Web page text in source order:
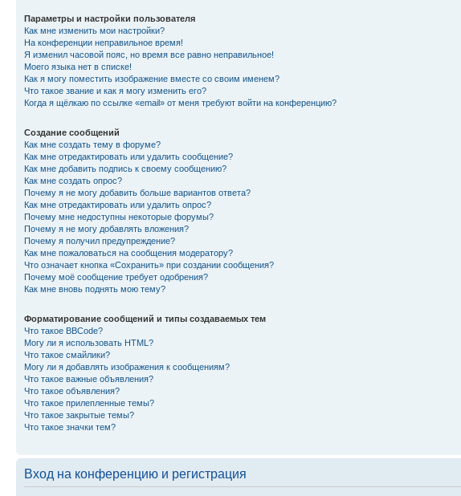
Параметры и настройки пользователя
Как мне изменить мои настройки?
На конференции неправильное время!
Я изменил часовой пояс, но время все равно неправильное!
Моего языка нет в списке!
Как я могу поместить изображение вместе со своим именем?
Что такое звание и как я могу изменить его?
Когда я щёлкаю по ссылке «email» от меня требуют войти на конференцию?
Создание сообщений
Как мне создать тему в форуме?
Как мне отредактировать или удалить сообщение?
Как мне добавить подпись к своему сообщению?
Как мне создать опрос?
Почему я не могу добавить больше вариантов ответа?
Как мне отредактировать или удалить опрос?
Почему мне недоступны некоторые форумы?
Почему я не могу добавлять вложения?
Почему я получил предупреждение?
Как мне пожаловаться на сообщения модератору?
Что означает кнопка «Сохранить» при создании сообщения?
Почему моё сообщение требует одобрения?
Как мне вновь поднять мою тему?
Форматирование сообщений и типы создаваемых тем
Что такое BBCode?
Могу ли я использовать HTML?
Что такое смайлики?
Могу ли я добавлять изображения к сообщениям?
Что такое важные объявления?
Что такое объявления?
Что такое прилепленные темы?
Что такое закрытые темы?
Что такое значки тем?
Вход на конференцию и регистрация